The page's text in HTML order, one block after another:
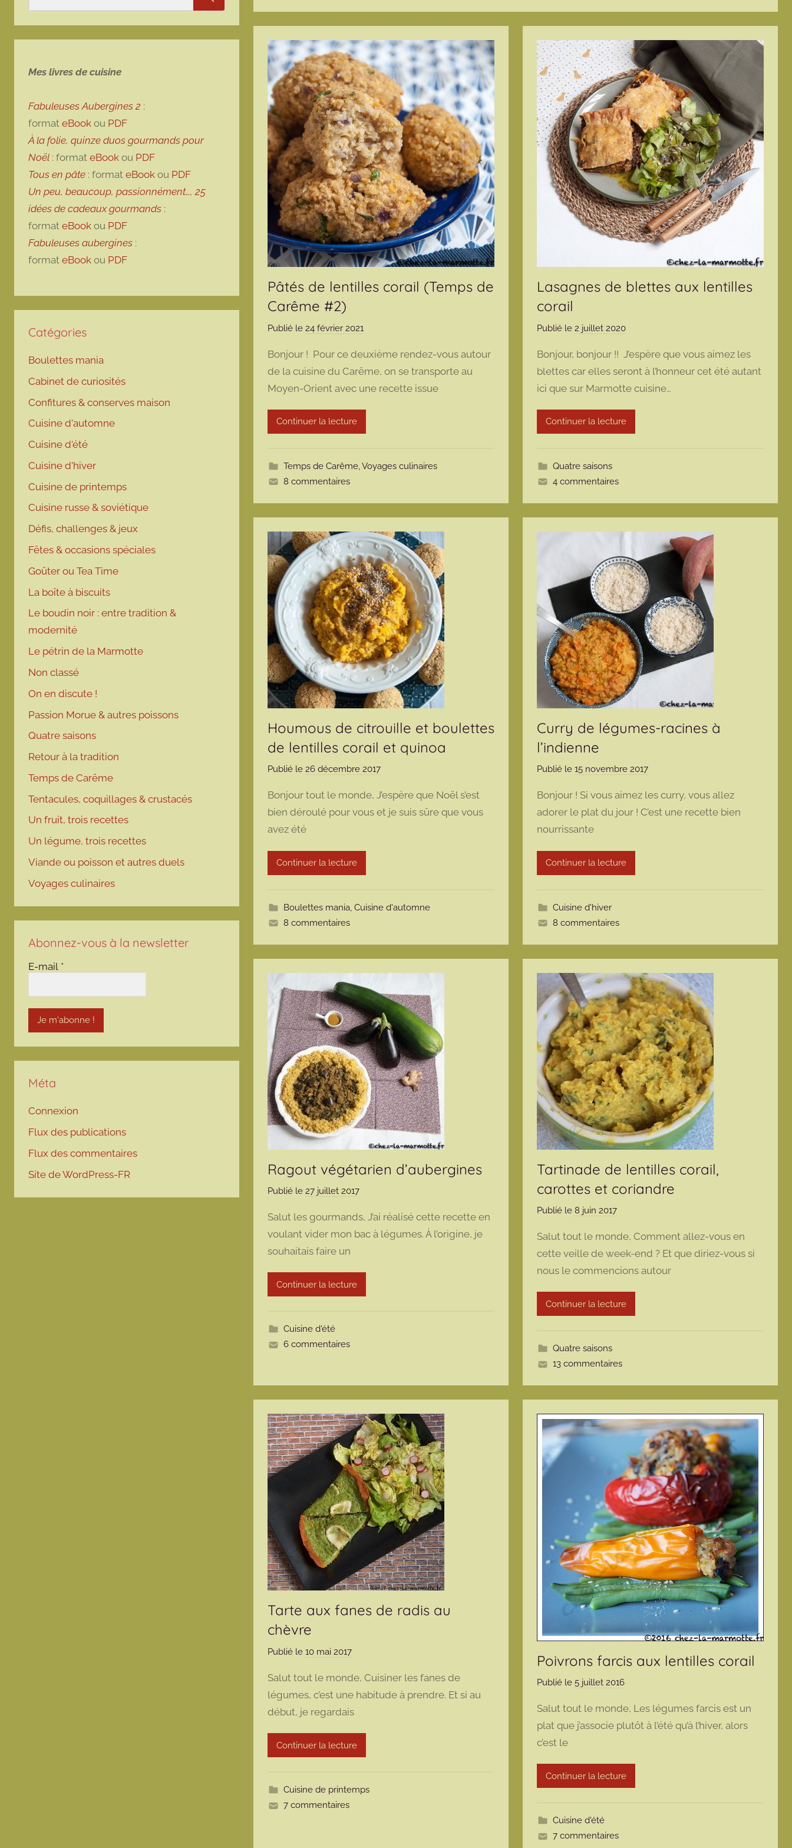
Pâtés de lentilles corail (Temps de
Carême #2)
Publié le 24 février 2021p
r
m
a
o
t
Bonjour ! Pour ce deuxième rendez-vous autour
de la cuisine du Carême, on se transporte au
Moyen-Orient avec une recette issue
Continuer la lecture
Temps de Carême,Voyages culinaires
8 commentaires
Lasagnes de blettes aux lentilles
corail
Publié le 2 juillet 2020p
r
m
a
m
o
Bonjour, bonjour !! J’espère que vous aimez les
blettes car elles seront à l’honneur cet été autant
ici que sur Marmotte cuisine…
Continuer la lecture
Quatre saisons
4 commentaires
Houmous de citrouille et boulettes
de lentilles corail et quinoa
Publié le 26 décembre 2017p
r
m
t
Bonjour tout le monde, J’espère que Noël s’est
bien déroulé pour vous et je suis sûre que vous
avez été
Continuer la lecture
Boulettes mania,Cuisine d'automne
8 commentaires
Curry de légumes-racines à
l’indienne
Publié le 15 novembre 2017p
r
m
Bonjour ! Si vous aimez les curry, vous allez
adorer le plat du jour ! C’est une recette bien
nourrissante
Continuer la lecture
Cuisine d'hiver
8 commentaires
Ragout végétarien d’aubergines
Publié le 27 juillet 2017p
r
m
o
Salut les gourmands, J’ai réalisé cette recette en
voulant vider mon bac à légumes. À l’origine, je
souhaitais faire un
Continuer la lecture
Cuisine d'été
6 commentaires
Tartinade de lentilles corail,
carottes et coriandre
Publié le 8 juin 2017p
r
m
a
m
o
e
Salut tout le monde, Comment allez-vous en
cette veille de week-end ? Et que diriez-vous si
nous le commencions autour
Continuer la lecture
Quatre saisons
13 commentaires
Tarte aux fanes de radis au
chèvre
Publié le 10 mai 2017p
r
m
a
m
o
t
Salut tout le monde, Cuisiner les fanes de
légumes, c’est une habitude à prendre. Et si au
début, je regardais
Continuer la lecture
Cuisine de printemps
7 commentaires
Poivrons farcis aux lentilles corail
Publié le 5 juillet 2016p
r
m
m
o
Salut tout le monde, Les légumes farcis est un
plat que j’associe plutôt à l’été qu’à l’hiver, alors
c’est le
Continuer la lecture
Cuisine d'été
7 commentaires
Rechercher
Mes livres de cuisine
Fabuleuses Aubergines 2 :
format eBook ou PDF
À la folie, quinze duos gourmands pour
Noël : format eBook ou PDF
Tous en pâte : format eBook ou PDF
Un peu, beaucoup, passionnément…, 25
idées de cadeaux gourmands :
format eBook ou PDF
Fabuleuses aubergines :
format eBook ou PDF
Catégories
Boulettes mania
Cabinet de curiosités
Confitures & conserves maison
Cuisine d'automne
Cuisine d'été
Cuisine d'hiver
Cuisine de printemps
Cuisine russe & soviétique
Défis, challenges & jeux
Fêtes & occasions spéciales
Goûter ou Tea Time
La boîte à biscuits
Le boudin noir : entre tradition &
modernité
Le pétrin de la Marmotte
Non classé
On en discute !
Passion Morue & autres poissons
Quatre saisons
Retour à la tradition
Temps de Carême
Tentacules, coquillages & crustacés
Un fruit, trois recettes
Un légume, trois recettes
Viande ou poisson et autres duels
Voyages culinaires
Abonnez-vous à la newsletter
E-mail *
Méta
Connexion
Flux des publications
Flux des commentaires
Site de WordPress-FR